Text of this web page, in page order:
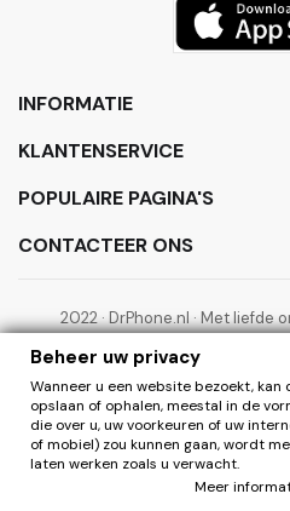
INFORMATIE
KLANTENSERVICE
POPULAIRE PAGINA'S
CONTACTEER ONS
2022 · DrPhone.nl · Met
0
Beheer uw privacy
Wanneer u een website bezoekt,
opslaan of ophalen, meestal in de
die over u, uw voorkeuren of uw
of mobiel) zou kunnen gaan, wordt
laten werken zoals u verwacht.
Meer